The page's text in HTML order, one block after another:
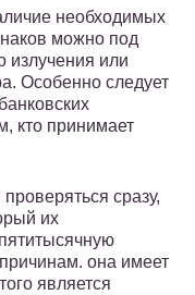
необходимых
можно под
излучения или
Особенно следует
кто принимает
сразу,
их
она имеет
является